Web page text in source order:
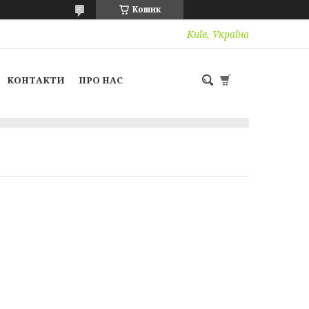
Кошик
Київ, Україна
КОНТАКТИ ПРО НАС